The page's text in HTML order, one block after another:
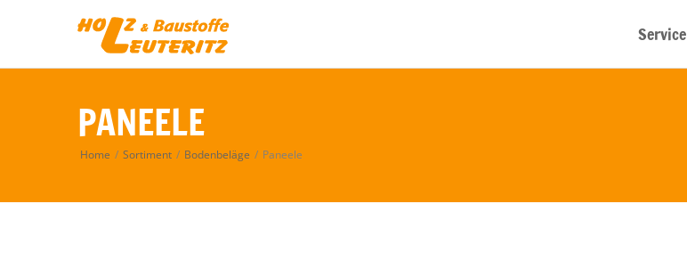
Service
PANEELE
Home / Sortiment / Bodenbeläge / Paneele